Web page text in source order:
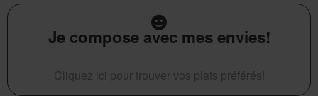
Je compose avec mes envies!
Cliquez ici pour trouver vos plats préférés!